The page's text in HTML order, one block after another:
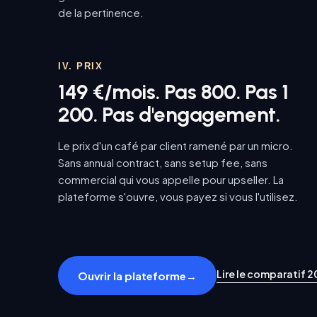
de la pertinence.
IV. PRIX
149 €/mois. Pas 800. Pas 1
200. Pas d'engagement.
Le prix d'un café par client ramené par un micro.
Sans annual contract, sans setup fee, sans
commercial qui vous appelle pour upseller. La
plateforme s'ouvre, vous payez si vous l'utilisez.
Ouvrir la plateforme → Lire le comparatif